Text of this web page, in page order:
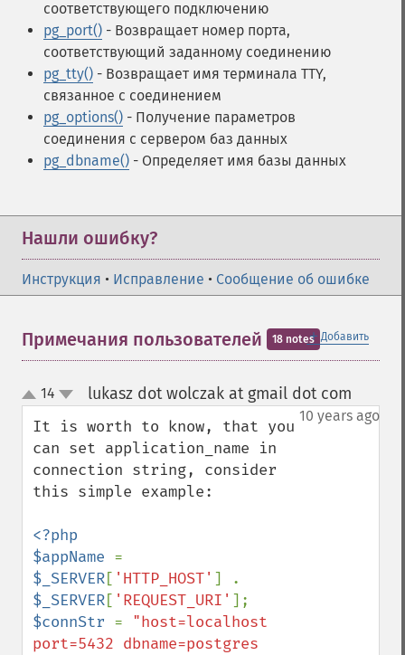
соответствующего подключению
pg_port() - Возвращает номер порта,
соответствующий заданному соединению
pg_tty() - Возвращает имя терминала TTY,
связанное с соединением
pg_options() - Получение параметров
соединения с сервером баз данных
pg_dbname() - Определяет имя базы данных
Нашли ошибку?
Инструкция • Исправление • Сообщение об ошибке
＋Добавить
Примечания пользователей 18 notes
up
down
14 lukasz dot wolczak at gmail dot com
10 years ago
It is worth to know, that you
can set application_name in
connection string, consider
this simple example:
<?php
$appName
$_SERVER[ 'HTTP_HOST'
$_SERVER[ 'REQUEST_URI'
$connStr = "host=localhost
port=5432 dbname=postgres